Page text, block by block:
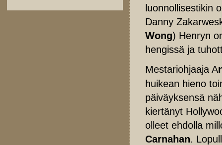
luonnollisestikin
Danny
Wong) Henryn
hengissä ja
Mestariohjaaja A
huikean hieno
päiväyksensä
kiertänyt
olleet ehdolla
Carnahan.